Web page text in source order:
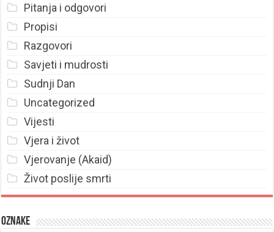
Pitanja i odgovori
Propisi
Razgovori
Savjeti i mudrosti
Sudnji Dan
Uncategorized
Vijesti
Vjera i život
Vjerovanje (Akaid)
Život poslije smrti
Oznake